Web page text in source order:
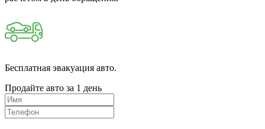
Бесплатная эвакуация авто.
Продайте авто за 1 день